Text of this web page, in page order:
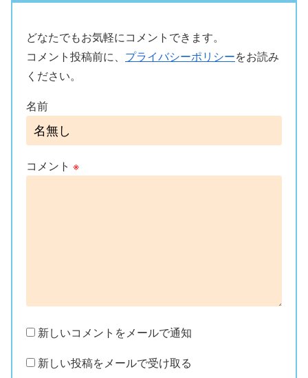
どなたでもお気軽にコメントできます。
コメント投稿前に、 プライバシーポリシーをお読み
ください。
名前
コメント ※
新しいコメントをメールで通知
新しい投稿をメールで受け取る